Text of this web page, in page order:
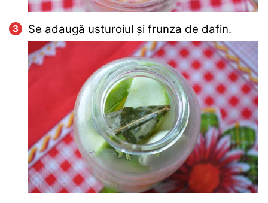
Se adaugă usturoiul și frunza de dafin.